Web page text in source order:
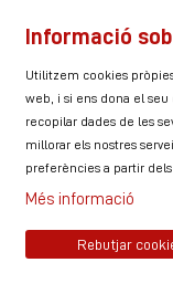
Link aLink aLink
Sitemap Avís
Política de privacitat
Informació
Utilitzem cookies
web, i si ens dona el
recopilar dades de les
millorar els nostres
preferències a partir
Més informació
Rebutjar